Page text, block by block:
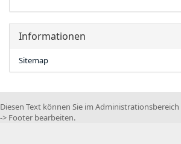
Informationen
Sitemap
Diesen Text können Sie im
-> Footer bearbeiten.